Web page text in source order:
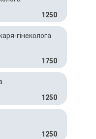
1250
гінеколога
1750
1250
1250